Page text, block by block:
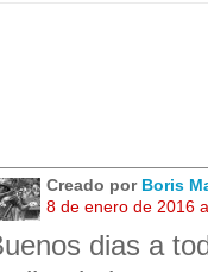
Creado por Boris
8 de enero de 2016
dias a